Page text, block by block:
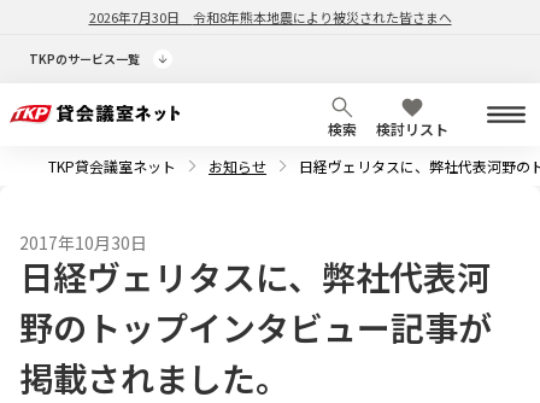
2026年7月30日 令和8年熊本地震により被災された皆さまへ
TKPのサービス一覧
検索
検討リスト
TKP貸会議室ネット
お知らせ 日経ヴェリタスに、弊社代表河野の
2017年10月30日
日経ヴェリタスに、弊社代表河
野のトップインタビュー記事が
掲載されました。